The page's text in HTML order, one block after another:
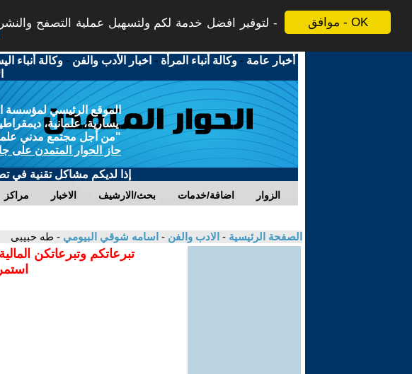
موافق - OK
لتوفير افضل خدمة لكم ولتسهيل عملية التصفح
أخبار عامة -وكالة أنباء المرأة - اخبار الأدب والفن -وكالة أنباء
الموقع الرئيسي لمؤسسة
يسارية، علمانية،
"من أجل مجتمع مدني
حاز الحوار المتمدن على
إذا لديكم مشاكل تقنية في
مراكز الاخبار بحث/الارشيف اضافة/خدمات الزوار
الصفحة الرئيسية - الادب والفن - اسامه شوقي البيومي - طه حبيبى
تبرعاتكم وتبرعاتكن